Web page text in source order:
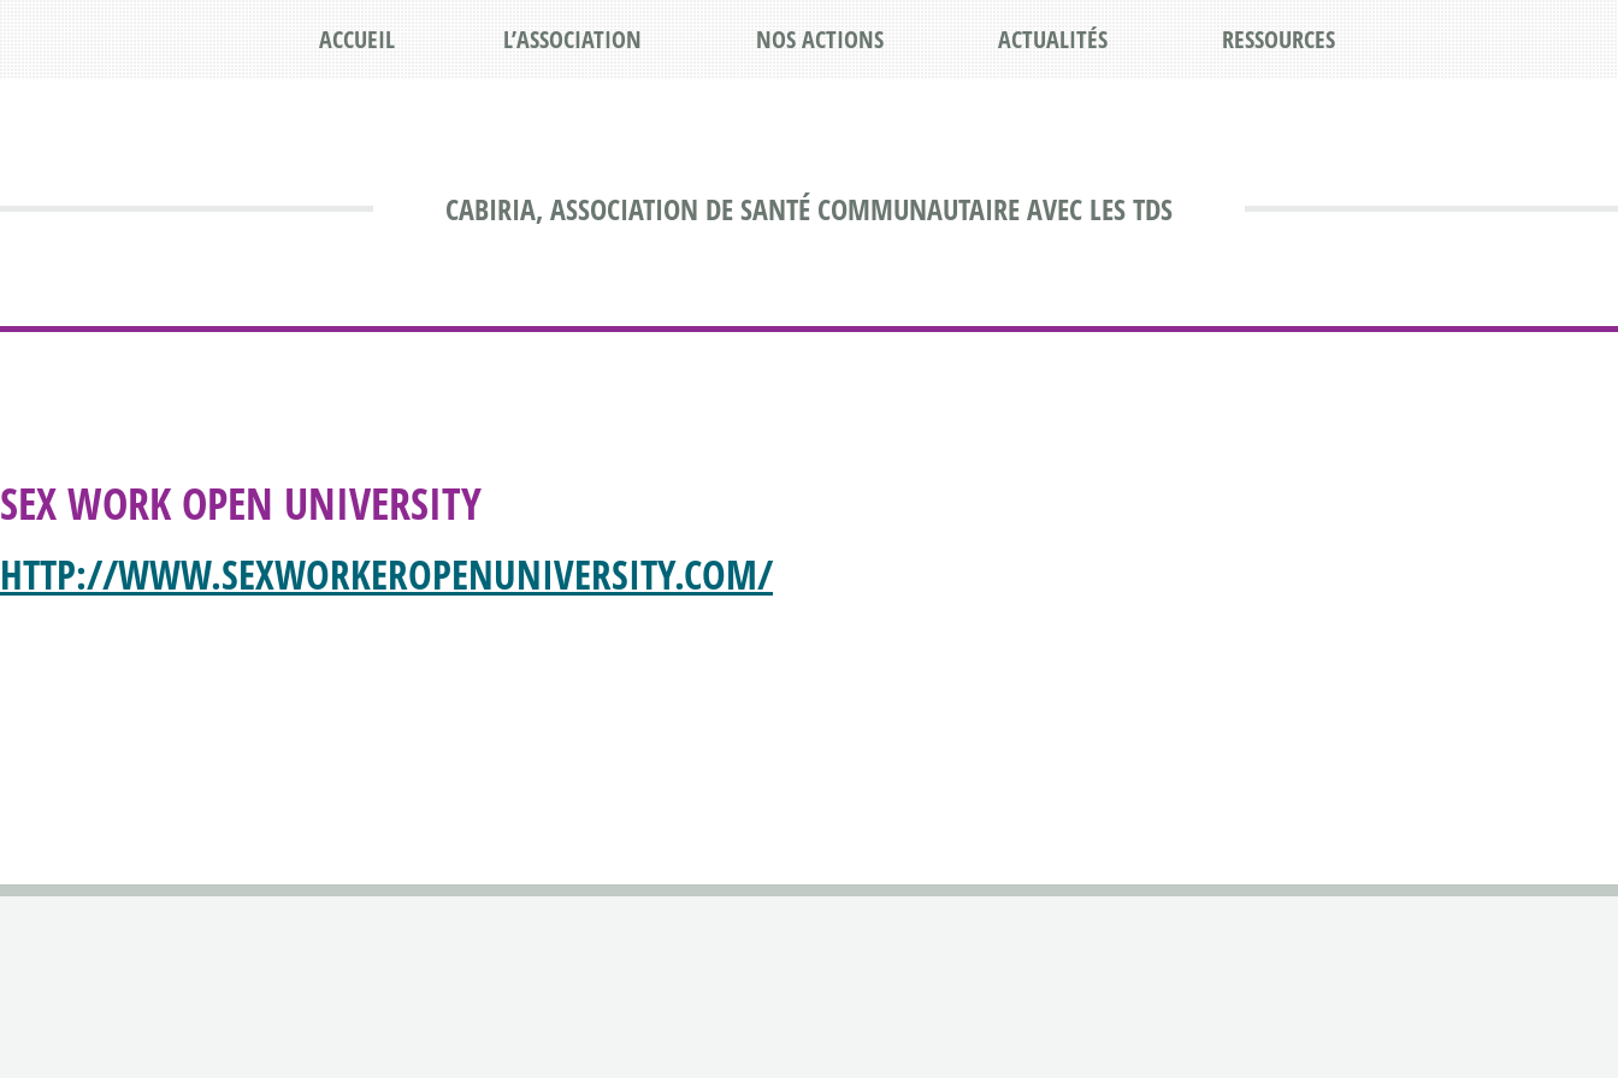
CABIRIA, ASSOCIATION DE SANTÉ COMMUNAUTAIRE AVEC LES TDS
ACCUEIL L’ASSOCIATION NOS ACTIONS ACTUALITÉS RESSOURCES
SEX WORK OPEN UNIVERSITY
HTTP://WWW.SEXWORKEROPENUNIVERSITY.COM/